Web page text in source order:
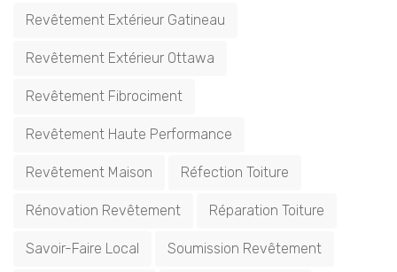
Revêtement Extérieur Gatineau
Revêtement Extérieur Ottawa
Revêtement Fibrociment
Revêtement Haute Performance
Revêtement Maison Réfection Toiture
Rénovation Revêtement Réparation Toiture
Savoir-Faire Local Soumission Revêtement